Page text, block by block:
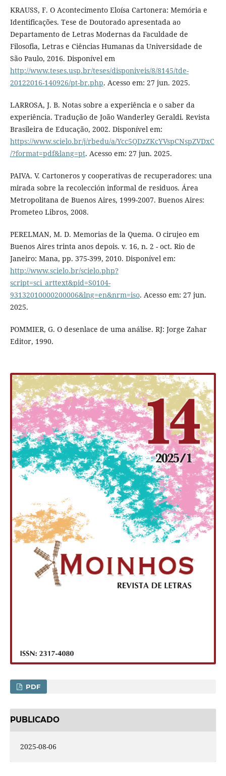
KRAUSS, F. O Acontecimento Eloísa Cartonera: Memória e
Identificações. Tese de Doutorado apresentada ao
Departamento de Letras Modernas da Faculdade de
Filosofia, Letras e Ciências Humanas da Universidade de
São Paulo, 2016. Disponível em
http://www.teses.usp.br/teses/disponiveis/8/8145/tde-
20122016-140926/pt-br.php. Acesso em: 27 jun. 2025.
LARROSA, J. B. Notas sobre a experiência e o saber da
experiência. Tradução de João Wanderley Geraldi. Revista
Brasileira de Educação, 2002. Disponível em:
https://www.scielo.br/j/rbedu/a/Ycc5QDzZKcYVspCNspZVDxC
/?format=pdf&lang=pt. Acesso em: 27 jun. 2025.
PAIVA. V. Cartoneros y cooperativas de recuperadores: una
mirada sobre la recolección informal de residuos. Área
Metropolitana de Buenos Aires, 1999-2007. Buenos Aires:
Prometeo Libros, 2008.
PERELMAN, M. D. Memorias de la Quema. O cirujeo em
Buenos Aires trinta anos depois. v. 16, n. 2 - oct. Rio de
Janeiro: Mana, pp. 375-399, 2010. Disponível em:
http://www.scielo.br/scielo.php?
script=sci_arttext&pid=S0104-
93132010000200006&lng=en&nrm=iso. Acesso em: 27 jun.
2025.
POMMIER, G. O desenlace de uma análise. RJ: Jorge Zahar
Editor, 1990.
PDF
PUBLICADO
2025-08-06